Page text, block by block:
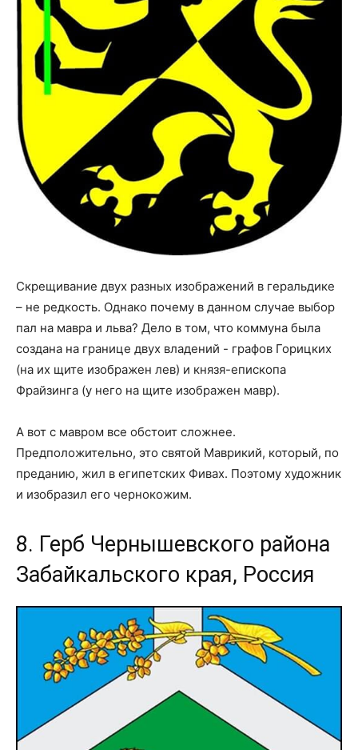
Скрещивание двух разных изображений в геральдике
– не редкость. Однако почему в данном случае выбор
пал на мавра и льва? Дело в том, что коммуна была
создана на границе двух владений - графов Горицких
(на их щите изображен лев) и князя-епископа
Фрайзинга (у него на щите изображен мавр).
А вот с мавром все обстоит сложнее.
Предположительно, это святой Маврикий, который, по
преданию, жил в египетских Фивах. Поэтому художник
и изобразил его чернокожим.
8. Герб Чернышевского района
Забайкальского края, Россия